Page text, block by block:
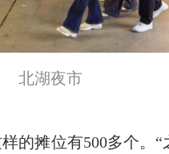
北湖夜市
的摊位有500多个。“